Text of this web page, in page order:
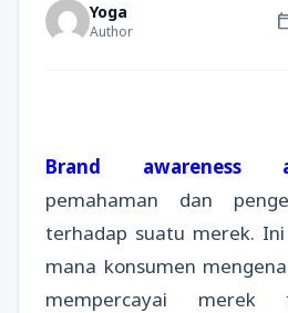
Yoga
Author
Brand awareness
pemahaman dan
terhadap suatu merek.
mana konsumen
mempercayai merek